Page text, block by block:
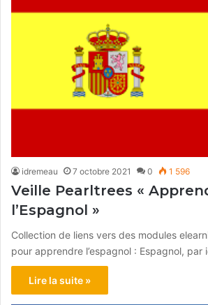
idremeau 7 octobre 2021 0 1 596
Veille Pearltrees «
l’Espagnol »
Collection de liens vers des modules
pour apprendre l’espagnol : Espagnol, par
Lire la suite »